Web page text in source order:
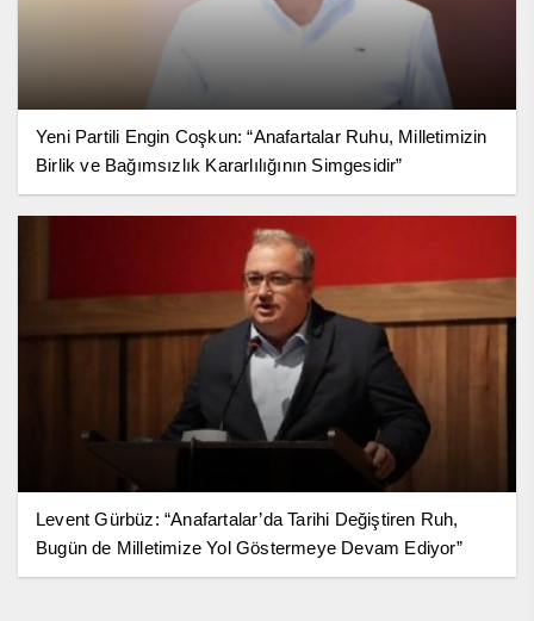
Yeni Partili Engin Coşkun: “Anafartalar Ruhu, Milletimizin
Birlik ve Bağımsızlık Kararlılığının Simgesidir”
Levent Gürbüz: “Anafartalar’da Tarihi Değiştiren Ruh,
Bugün de Milletimize Yol Göstermeye Devam Ediyor”